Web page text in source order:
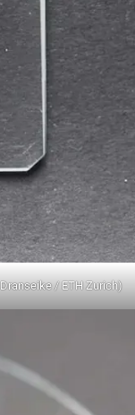
/ ETH Zurich)